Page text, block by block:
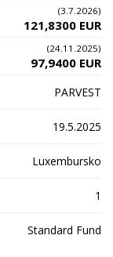
(3.7.2026)
121,8300 EUR
(24.11.2025)
97,9400 EUR
PARVEST
19.5.2025
Luxembursko
1
Standard Fund